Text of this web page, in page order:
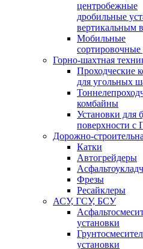
центробежные
дробильные
вертикальным
Мобильные
сортировочные
Горно-шахтная
Проходческие
для угольных
комбайны
Установки для
поверхности
Дорожно-
Катки
Автогрейдеры
Фрезы
Ресайклеры
АСУ, ГСУ, БСУ
установки
установки